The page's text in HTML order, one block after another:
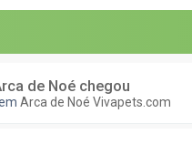
de Noé chegou
Arca de Noé Vivapets.com